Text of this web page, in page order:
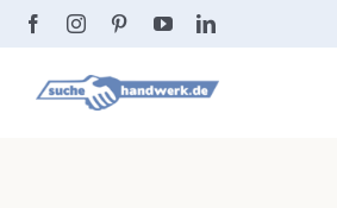
Zum
springen
Passwort vergessen?